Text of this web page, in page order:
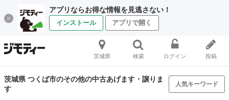
アプリならお得な情報を見逃さない！
インストール アプリで開く
茨城県 検索 ログイン 投稿
茨城県 つくば市のその他の中古あげます・譲りま
す
人気キーワード